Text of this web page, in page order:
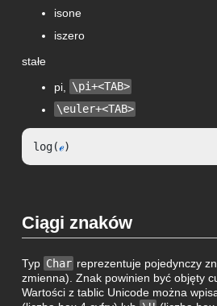
isone
iszero
stałe
pi,
\pi+<TAB>
\euler+<TAB>
log(ℯ)
Ciągi znaków
Typ Char reprezentuje pojedynczy
zmienna). Znak powinien być objęty
Wartości z tablic Unicode można